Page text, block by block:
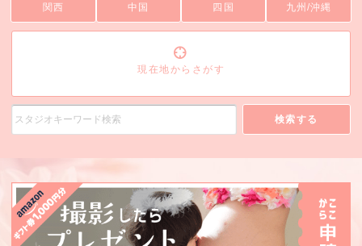
関西 中国 四国 九州/沖縄
現在地からさがす
検索する